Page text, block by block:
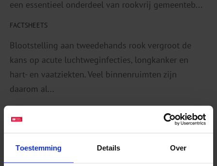
Toestemming Details Over
een essentieel onderdeel van rookvrij gemeenteb...
FACTSHEETS
Blootstelling aan tweedehands rook vergroot de
kans op acute luchtweginfecties, longkanker en
hart- en vaatziekten. Veel binnenruimten zijn
daarom al...
Lees verder